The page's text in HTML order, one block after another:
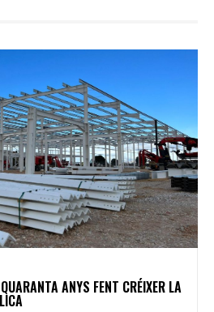
ANYS FENT CRÉIXER LA